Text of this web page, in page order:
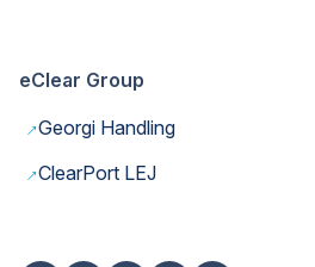
eClear Group
→Georgi Handling
→ClearPort LEJ